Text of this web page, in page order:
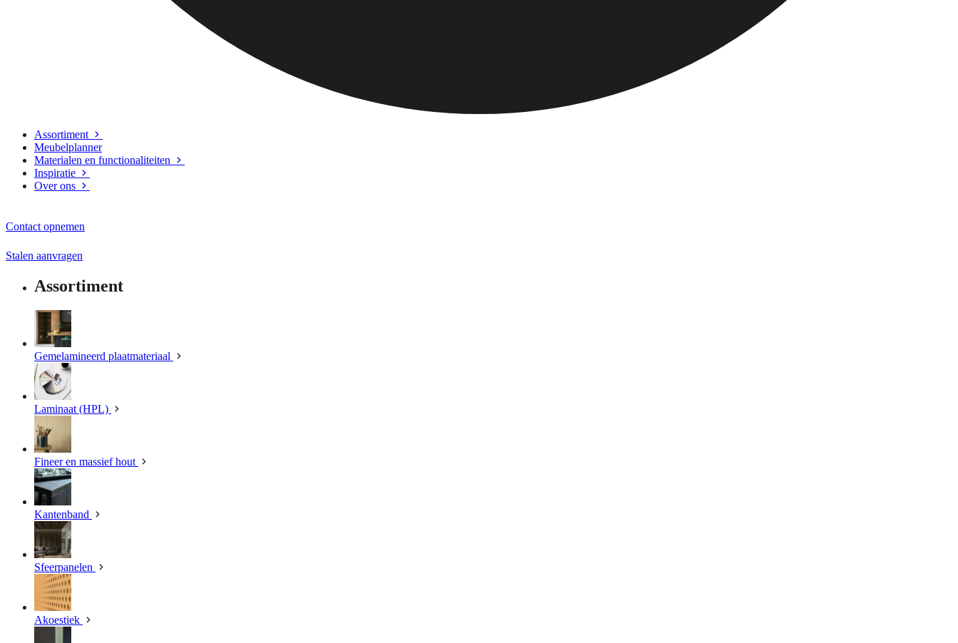
Assortiment
Meubelplanner
Materialen en functionaliteiten
Inspiratie
Over ons
Contact opnemen
Stalen aanvragen
Assortiment
Gemelamineerd plaatmateriaal
Laminaat (HPL)
Fineer en massief hout
Kantenband
Sfeerpanelen
Akoestiek